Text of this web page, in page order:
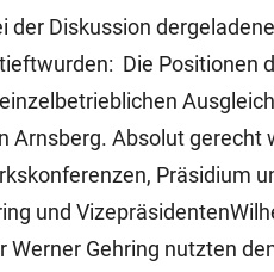
der Diskussion
Die Positionen
Arnsberg. Absolut gerecht
Präsidium
und
Gehring nutzten